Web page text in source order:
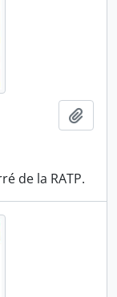
de la RATP.